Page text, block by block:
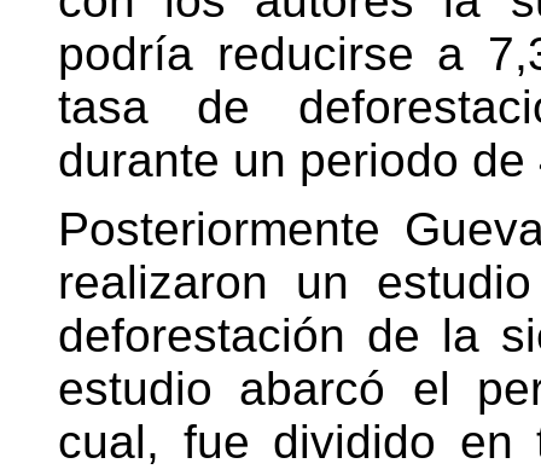
podría reducirse a
tasa de
durante un periodo de
Posteriormente
realizaron un
deforestación de la
estudio abarcó el
cual, fue dividido en